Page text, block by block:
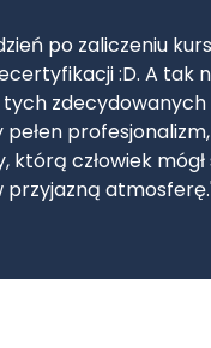
perfekcja
100% ,
💪❤️ Pozdrawiamy,